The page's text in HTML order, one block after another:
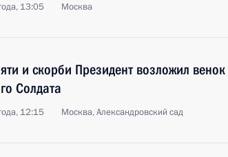
13:05 Москва
и скорби Президент возложил
Солдата
12:15 Москва, Александровский сад